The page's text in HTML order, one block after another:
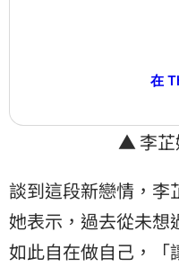
在
▲ 李芷
談到這段新戀情，李
她表示，過去從未想
如此自在做自己，「